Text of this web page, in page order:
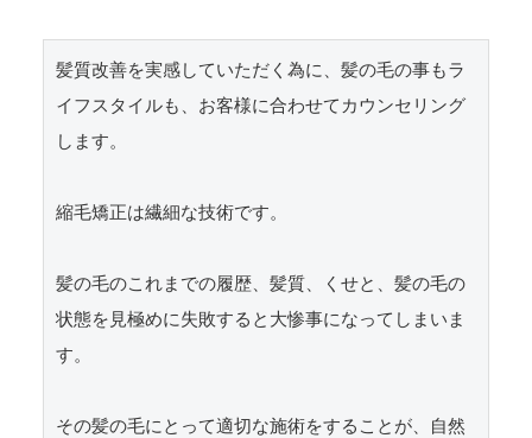
髪質改善を実感していただく為に、髪の毛の事もラ
イフスタイルも、お客様に合わせてカウンセリング
します。
縮毛矯正は繊細な技術です。
髪の毛のこれまでの履歴、髪質、くせと、髪の毛の
状態を見極めに失敗すると大惨事になってしまいま
す。
その髪の毛にとって適切な施術をすることが、自然